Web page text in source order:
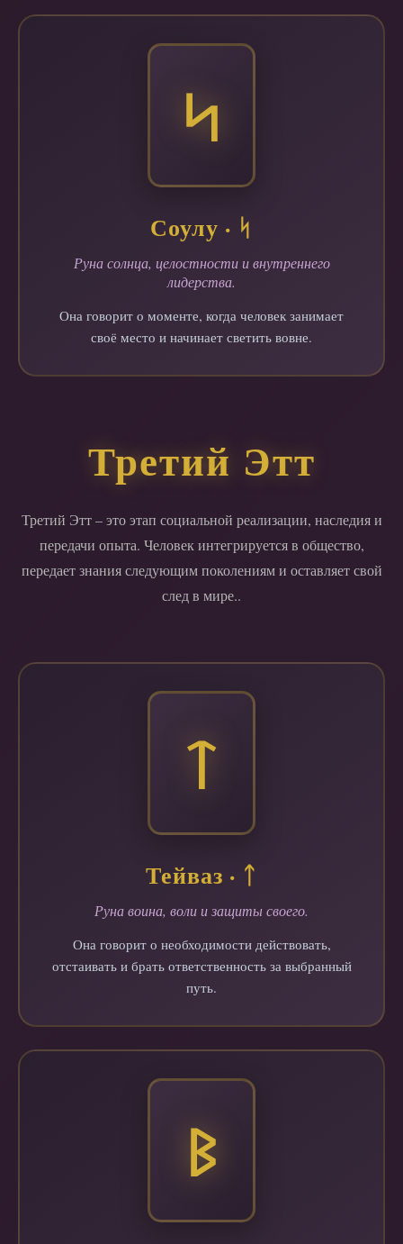
ᛋ
Соулу · ᛋ
Руна солнца, целостности и внутреннего
лидерства.
Она говорит о моменте, когда человек занимает
своё место и начинает светить вовне.
Третий Этт
Третий Этт – это этап социальной реализации, наследия и
передачи опыта. Человек интегрируется в общество,
передает знания следующим поколениям и оставляет свой
след в мире..
ᛏ
Тейваз · ᛏ
Руна воина, воли и защиты своего.
Она говорит о необходимости действовать,
отстаивать и брать ответственность за выбранный
путь.
ᛒ